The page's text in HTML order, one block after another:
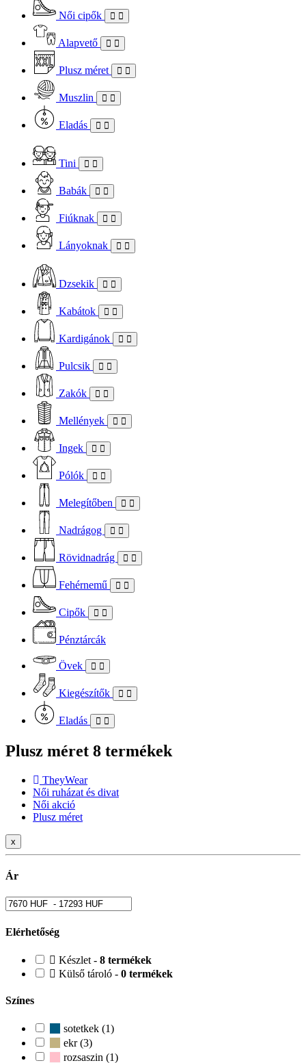
Női cipők
Alapvető
Plusz méret
Muszlin
Eladás
Tini
Babák
Fiúknak
Lányoknak
Dzsekik
Kabátok
Kardigánok
Pulcsik
Zakók
Mellények
Ingek
Pólók
Melegítőben
Nadrágog
Rövidnadrág
Fehérnemű
Cipők
Pénztárcák
Övek
Kiegészítők
Eladás
Plusz méret 8 termékek
TheyWear
Női ruházat és divat
Női akció
Plusz méret
x
Ár
Elérhetőség
Készlet - 8 termékek
Külső tároló - 0 termékek
Színes
sotetkek (1)
ekr (3)
rozsaszin (1)